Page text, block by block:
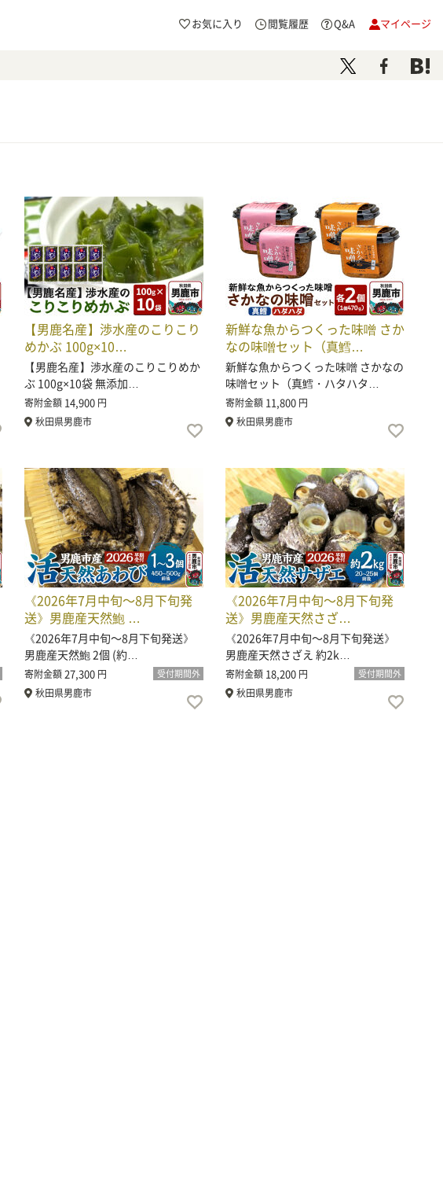
お気に入り 閲覧履歴 Q&A マイページ
【男鹿名産】渉水産のこりこり
めかぶ 100g×10…
【男鹿名産】渉水産のこりこりめか
ぶ 100g×10袋 無添加…
寄附金額 14,900 円
秋田県男鹿市
新鮮な魚からつくった味噌 さか
なの味噌セット（真鱈…
新鮮な魚からつくった味噌 さかなの
味噌セット（真鱈・ハタハタ…
寄附金額 11,800 円
秋田県男鹿市
《2026年7月中旬〜8月下旬発
送》男鹿産天然鮑 …
《2026年7月中旬〜8月下旬発送》
男鹿産天然鮑 2個 (約…
寄附金額27,300 円 受付期間外
秋田県男鹿市
《2026年7月中旬〜8月下旬発
送》男鹿産天然さざ…
《2026年7月中旬〜8月下旬発送》
男鹿産天然さざえ 約2k…
寄附金額 18,200 円 受付期間外
秋田県男鹿市